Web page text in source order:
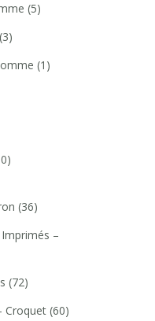
(5)
(3)
(1)
(36)
–
(72)
Croquet (60)